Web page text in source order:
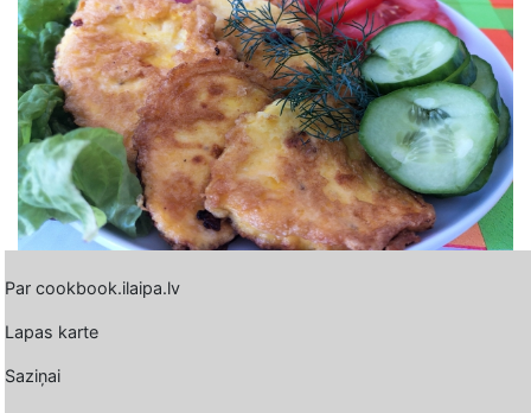
Par cookbook.ilaipa.lv
Lapas karte
Saziņai